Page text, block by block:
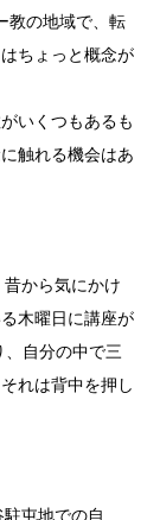
教の地域で、転
ちょっと概念が
いくつもあるも
触れる機会はあ
から気にかけ
木曜日に講座が
自分の中で三
れは背中を押し
屯地での自